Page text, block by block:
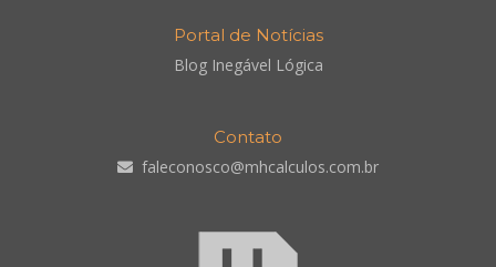
Portal de Notícias
Blog Inegável Lógica
Contato
faleconosco@mhcalculos.com.br